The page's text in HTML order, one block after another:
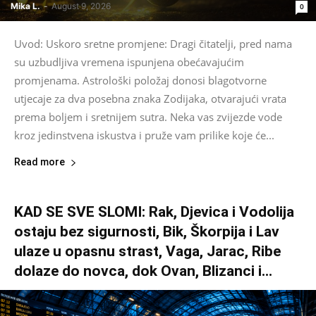
Mika L. - August 9, 2026 0
Uvod: Uskoro sretne promjene: Dragi čitatelji, pred nama
su uzbudljiva vremena ispunjena obećavajućim
promjenama. Astrološki položaj donosi blagotvorne
utjecaje za dva posebna znaka Zodijaka, otvarajući vrata
prema boljem i sretnijem sutra. Neka vas zvijezde vode
kroz jedinstvena iskustva i pruže vam prilike koje će...
Read more
KAD SE SVE SLOMI: Rak, Djevica i Vodolija
ostaju bez sigurnosti, Bik, Škorpija i Lav
ulaze u opasnu strast, Vaga, Jarac, Ribe
dolaze do novca, dok Ovan, Blizanci i...